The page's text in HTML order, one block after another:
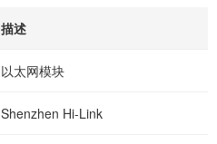
描述
以太网模块
Shenzhen Hi-Link